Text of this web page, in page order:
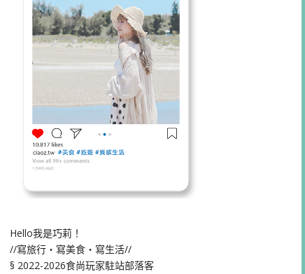
Hello我是巧莉！
//寫旅行・寫美食・寫生活//
§ 2022-2026食尚玩家駐站部落客